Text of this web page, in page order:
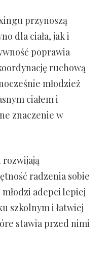
przynoszą
dla ciała, jak i
poprawia
ruchową
młodzież
ciałem i
znaczenie w
radzenia sobie
adepci lepiej
szkolnym i łatwiej
stawia przed nimi